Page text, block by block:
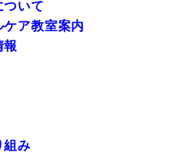
ついて
ア教室案内
報
組み